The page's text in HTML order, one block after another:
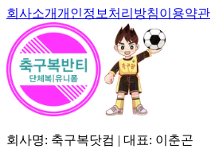
회사소개개인정보처리방침이용약관
회사명: 축구복닷컴 | 대표: 이춘곤